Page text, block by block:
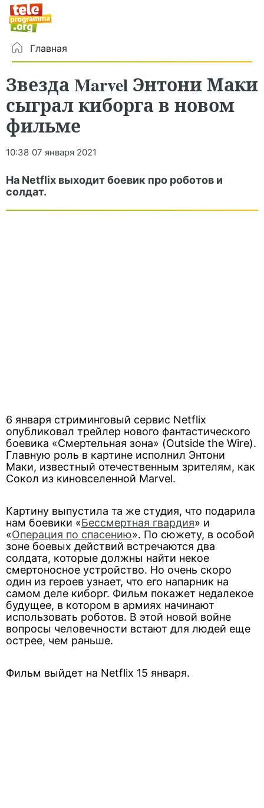
Главная
Звезда Marvel Энтони Маки
сыграл киборга в новом
фильме
10:38 07 января 2021
На Netflix выходит боевик про роботов и
солдат.
6 января стриминговый сервис Netflix
опубликовал трейлер нового фантастического
боевика «Смертельная зона» (Outside the Wire).
Главную роль в картине исполнил Энтони
Маки, известный отечественным зрителям, как
Сокол из киновселенной Marvel.
Картину выпустила та же студия, что подарила
нам боевики «Бессмертная гвардия» и
«Операция по спасению». По сюжету, в особой
зоне боевых действий встречаются два
солдата, которые должны найти некое
смертоносное устройство. Но очень скоро
один из героев узнает, что его напарник на
самом деле киборг. Фильм покажет недалекое
будущее, в котором в армиях начинают
использовать роботов. В этой новой войне
вопросы человечности встают для людей еще
острее, чем раньше.
Фильм выйдет на Netflix 15 января.